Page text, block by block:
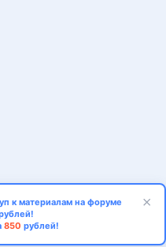
Политика конфиденциальности
к материалам на форуме
850 рублей!